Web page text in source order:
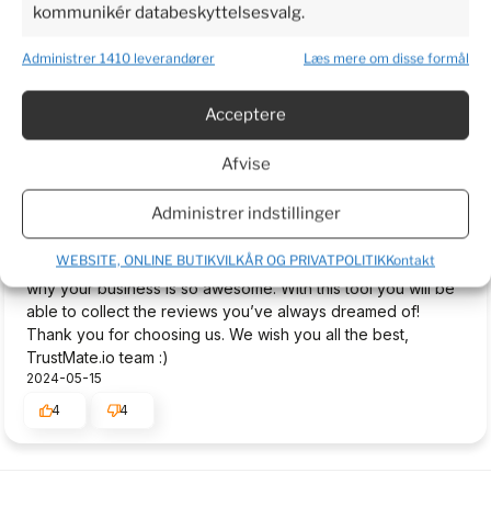
kommunikér databeskyttelsesvalg.
Administrer 1410 leverandører Læs mere om disse formål
Acceptere
Afvise
Administrer indstillinger
WEBSITE, ONLINE BUTIKVILKÅR OG PRIVATPOLITIKKontakt
3
review. Have waited more than a week now. To long to wait.
TrustMate.io... unverified review
Welcome on board! We are happy to help you simplify the
review process for your customers and let everyone know
why your business is so awesome. With this tool you will be
able to collect the reviews you’ve always dreamed of!
Thank you for choosing us. We wish you all the best,
TrustMate.io team :)
2024-05-15
4
4